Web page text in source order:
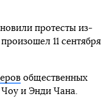
протесты из-
11 сентября
общественных
Чоу и Энди Чана.